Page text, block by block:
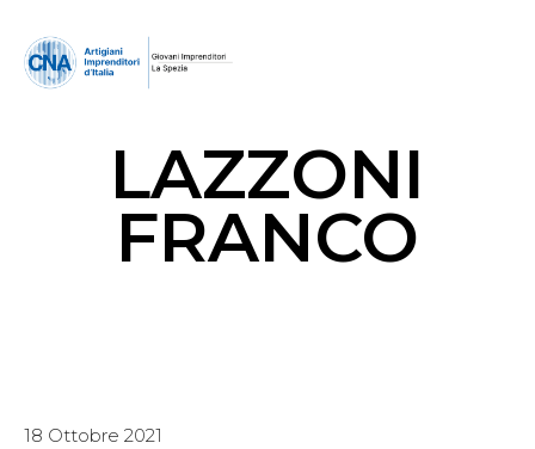
LAZZONI
FRANCO
18 Ottobre 2021